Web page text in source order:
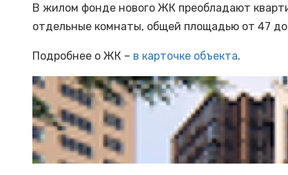
В жилом фонде нового ЖК преобладают
отдельные комнаты, общей площадью от 47 до
Подробнее о ЖК – в карточке объекта.